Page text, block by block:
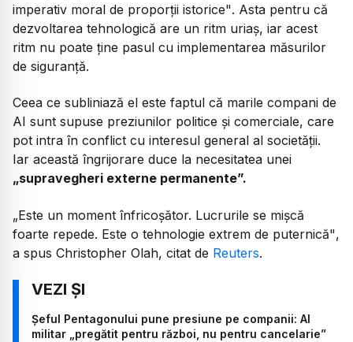
imperativ moral de proporţii istorice". Asta pentru că
dezvoltarea tehnologică are un ritm uriaș, iar acest
ritm nu poate ține pasul cu implementarea măsurilor
de siguranță.
Ceea ce subliniază el este faptul că marile compani de
AI sunt supuse preziunilor politice și comerciale, care
pot intra în conflict cu interesul general al societăţii.
Iar această îngrijorare duce la necesitatea unei
„supravegheri externe permanente”.
„Este un moment înfricoşător. Lucrurile se mişcă
foarte repede. Este o tehnologie extrem de puternică",
a spus Christopher Olah, citat de Reuters.
Șeful Pentagonului pune presiune pe companii: AI
militar „pregătit pentru război, nu pentru cancelarie”